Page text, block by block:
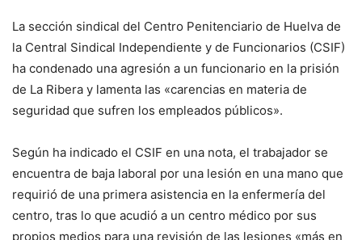
La sección sindical del Centro Penitenciario de Huelva de
la Central Sindical Independiente y de Funcionarios (CSIF)
ha condenado una agresión a un funcionario en la prisión
de La Ribera y lamenta las «carencias en materia de
seguridad que sufren los empleados públicos».
Según ha indicado el CSIF en una nota, el trabajador se
encuentra de baja laboral por una lesión en una mano que
requirió de una primera asistencia en la enfermería del
centro, tras lo que acudió a un centro médico por sus
propios medios para una revisión de las lesiones «más en